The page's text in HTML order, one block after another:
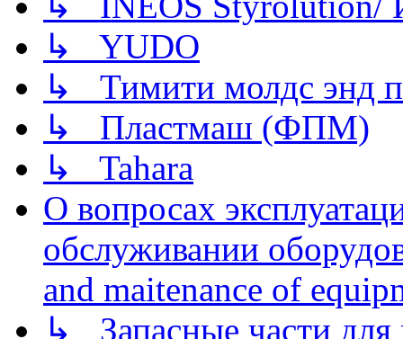
↳ YUDO
↳ Тимити молдс энд
↳ Пластмаш (ФПМ)
↳ Tahara
О вопросах
обслуживании
and maitenance of
↳ Запасные части для